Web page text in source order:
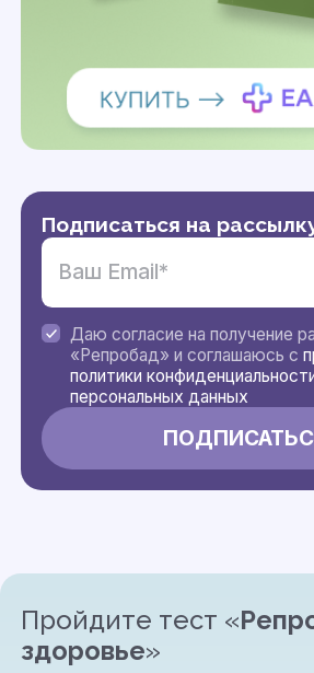
Подписаться на
Даю согласие на получение
«Репробад» и соглашаюсь с
политики
персональных данных
Пройдите тест «
здоровье»